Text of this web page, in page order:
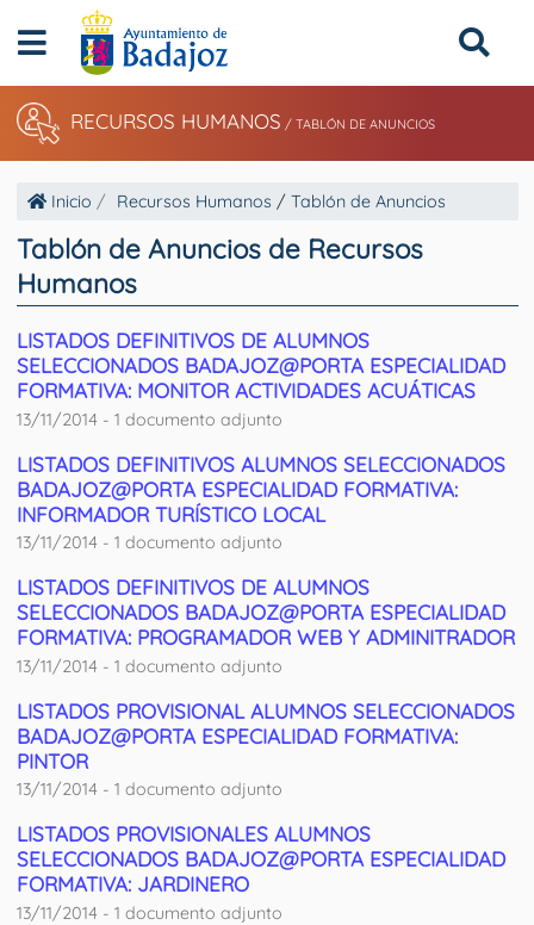
RECURSOS HUMANOS / TABLÓN DE ANUNCIOS
Inicio Recursos Humanos / Tablón de Anuncios
Tablón de Anuncios de Recursos
Humanos
LISTADOS DEFINITIVOS DE ALUMNOS
SELECCIONADOS BADAJOZ@PORTA ESPECIALIDAD
FORMATIVA: MONITOR ACTIVIDADES ACUÁTICAS
13/11/2014 - 1 documento adjunto
LISTADOS DEFINITIVOS ALUMNOS SELECCIONADOS
BADAJOZ@PORTA ESPECIALIDAD FORMATIVA:
INFORMADOR TURÍSTICO LOCAL
13/11/2014 - 1 documento adjunto
LISTADOS DEFINITIVOS DE ALUMNOS
SELECCIONADOS BADAJOZ@PORTA ESPECIALIDAD
FORMATIVA: PROGRAMADOR WEB Y ADMINITRADOR
13/11/2014 - 1 documento adjunto
LISTADOS PROVISIONAL ALUMNOS SELECCIONADOS
BADAJOZ@PORTA ESPECIALIDAD FORMATIVA:
PINTOR
13/11/2014 - 1 documento adjunto
LISTADOS PROVISIONALES ALUMNOS
SELECCIONADOS BADAJOZ@PORTA ESPECIALIDAD
FORMATIVA: JARDINERO
13/11/2014 - 1 documento adjunto